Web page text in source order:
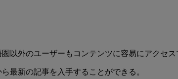
以外のユーザーもコンテンツに容易にアクセ
最新の記事を入手することができる。